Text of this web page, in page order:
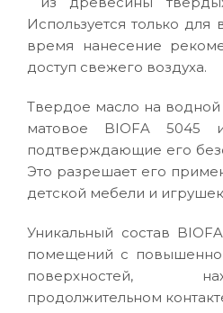
Используется только для
время нанесение
доступ свежего воздуха.
Твердое масло на
матовое BIOFA 5045
подтверждающие его
Это разрешает его
детской мебели и
Уникальный состав
помещений с
поверхностей,
продолжительном